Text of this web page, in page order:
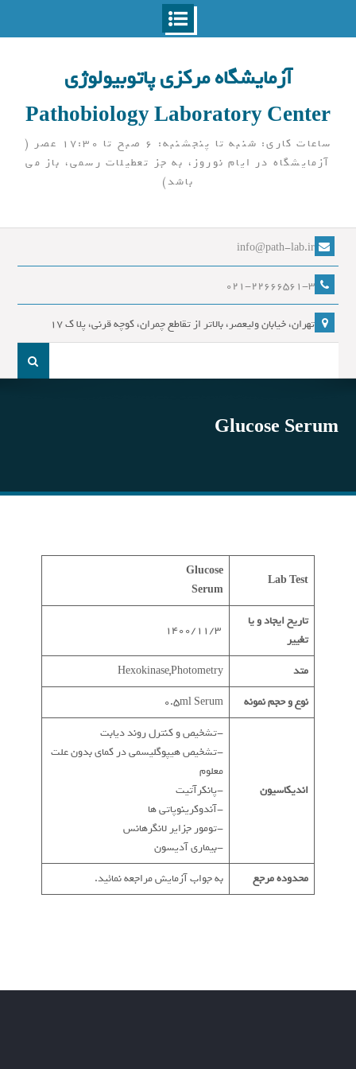
آزمایشگاه مرکزی پاتوبیولوژی
Pathobiology Laboratory Center
ساعات کاری: شنبه تا پنجشنبه: 6 صبح تا 17:30 عصر (
آزمایشگاه در ایام نوروز، به جز تعطیلات رسمی، باز می
باشد)
info@path-lab.ir
021-22666561-3
تهران، خیابان ولیعصر، بالاتر از تقاطع چمران، کوچه قرنی، پلا ک 17
جست
Glucose Serum
Lab Test
Glucose
Serum
تاریخ ایجاد و یا
تغییر
متد
Hexokinase,Photometry
نوع و حجم نمونه
0.5ml Serum
اندیکاسیون
-تشخیص و کنترل روند دیابت
-تشخیص هیپوگلیسمی در کمای بدون علت
معلوم
-پانکرآتیت
-آندوکرینوپاتی ها
-تومور جزایر لانگرهانس
-بیماری آدیسون
محدوده مرجع
به جواب آزمایش مراجعه نمائید.